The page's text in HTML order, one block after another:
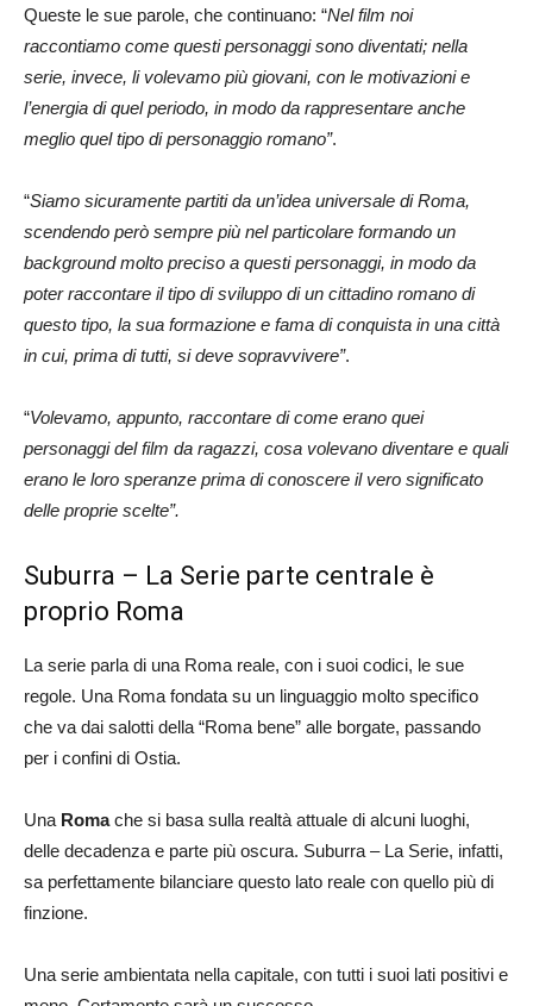
Queste le sue parole, che continuano: “Nel film noi
raccontiamo come questi personaggi sono diventati; nella
serie, invece, li volevamo più giovani, con le motivazioni e
l’energia di quel periodo, in modo da rappresentare anche
meglio quel tipo di personaggio romano”.
“Siamo sicuramente partiti da un’idea universale di Roma,
scendendo però sempre più nel particolare formando un
background molto preciso a questi personaggi, in modo da
poter raccontare il tipo di sviluppo di un cittadino romano di
questo tipo, la sua formazione e fama di conquista in una città
in cui, prima di tutti, si deve sopravvivere”.
“Volevamo, appunto, raccontare di come erano quei
personaggi del film da ragazzi, cosa volevano diventare e quali
erano le loro speranze prima di conoscere il vero significato
delle proprie scelte”.
Suburra – La Serie parte centrale è
proprio Roma
La serie parla di una Roma reale, con i suoi codici, le sue
regole. Una Roma fondata su un linguaggio molto specifico
che va dai salotti della “Roma bene” alle borgate, passando
per i confini di Ostia.
Una Romache si basa sulla realtà attuale di alcuni luoghi,
delle decadenza e parte più oscura. Suburra – La Serie, infatti,
sa perfettamente bilanciare questo lato reale con quello più di
finzione.
Una serie ambientata nella capitale, con tutti i suoi lati positivi e